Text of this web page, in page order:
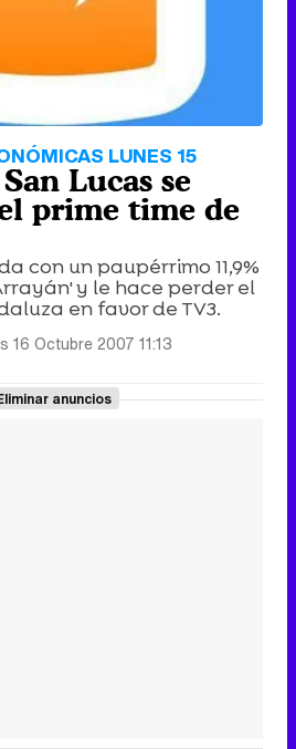
LUNES 15
Lucas se
prime time de
con un paupérrimo 11,9%
y le hace perder el
en favor de TV3.
16 Octubre 2007 11:13
anuncios